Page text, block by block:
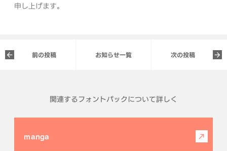
申し上げます。
前の投稿 お知らせ一覧 次の投稿
関連するフォントパックについて詳しく
manga